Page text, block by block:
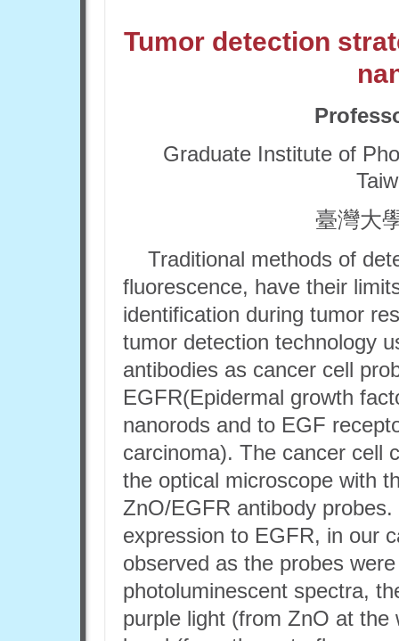
Tumor detection
Graduate Institute of
臺灣大
Traditional methods of
fluorescence, have their
identification during tumor
tumor detection technology
antibodies as cancer cell
EGFR(Epidermal growth
nanorods and to EGF
carcinoma). The cancer cell
the optical microscope with
ZnO/EGFR antibody
expression to EGFR, in our
observed as the probes
photoluminescent spectra,
purple light (from ZnO at the